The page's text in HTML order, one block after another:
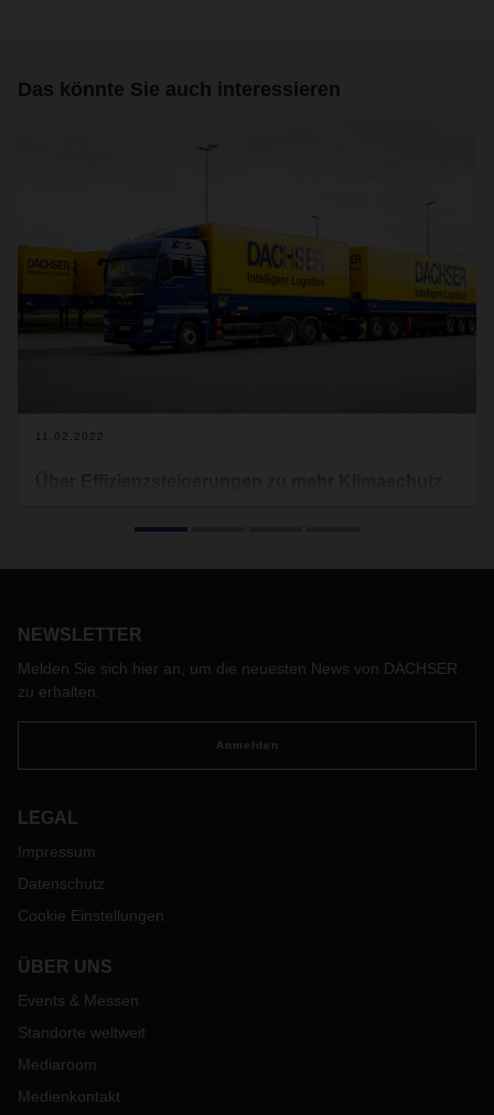
Das könnte Sie auch interessieren
11.02.2022
Interview, welche Bedeutung intelligente Transportkonzepte
NEWSLETTER
Melden Sie sich hier an, um die neuesten News von DACHSER
zu erhalten.
Anmelden
LEGAL
Impressum
Datenschutz
Cookie Einstellungen
ÜBER UNS
Events & Messen
Standorte weltweit
Mediaroom
Medienkontakt